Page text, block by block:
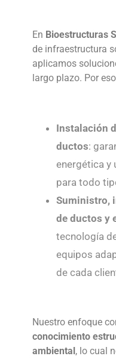
En Bioestructuras
de infraestructura
aplicamos
largo plazo. Por
Instalación
ductos:
energética y
para todo
Suministro,
de ductos y
tecnología
equipos
de cada
Nuestro enfoque
conocimiento
ambiental , lo cual